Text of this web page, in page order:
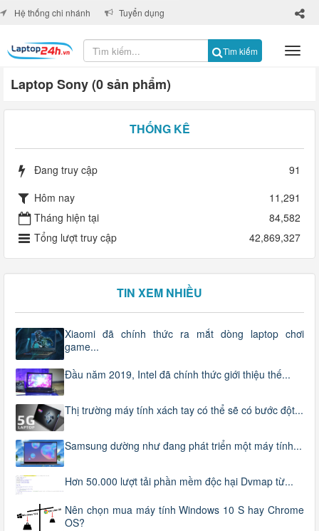
Tìm kiếm
×
Hệ thống chi nhánh Tuyển dụng
Laptop Sony (0 sản phẩm)
THỐNG KÊ
Đang truy cập
91
Hôm nay
11,291
Tháng hiện tại
84,582
Tổng lượt truy cập
42,869,327
TIN XEM NHIỀU
Xiaomi đã chính thức ra mắt dòng laptop chơi
game...
Đầu năm 2019, Intel đã chính thức giới thiệu thế...
Thị trường máy tính xách tay có thể sẽ có bước đột...
Samsung dường như đang phát triển một máy tính...
Hơn 50.000 lượt tải phần mềm độc hại Dvmap từ...
Nên chọn mua máy tính Windows 10 S hay Chrome
OS?